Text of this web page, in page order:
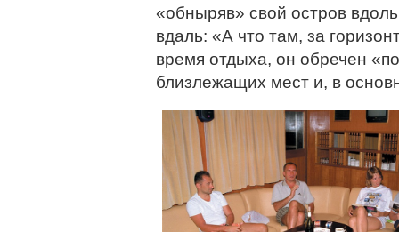
«обныряв» свой остров
вдаль: «А что там, за
время отдыха, он обречен
близлежащих мест и, в